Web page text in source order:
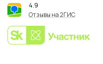
4.9
Отзывы на 2ГИС